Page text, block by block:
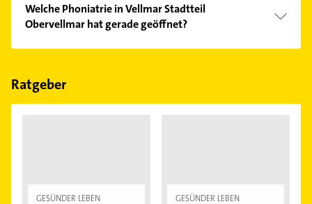
Kundenmeinungen und profitieren Sie von den
Empfehlungen. Die Suchergebnisse können Sie sich
einfach nachBewertungensortiert anzeigen lassen.
Welche Phoniatrie in Vellmar Stadtteil
Obervellmar hat gerade geöffnet?
Im Anbieter-Bereich finden Sie alleÖffnungszeiten.
Feiertagen abweichen können.
Ratgeber
GESÜNDER LEBEN GESÜNDER LEBEN